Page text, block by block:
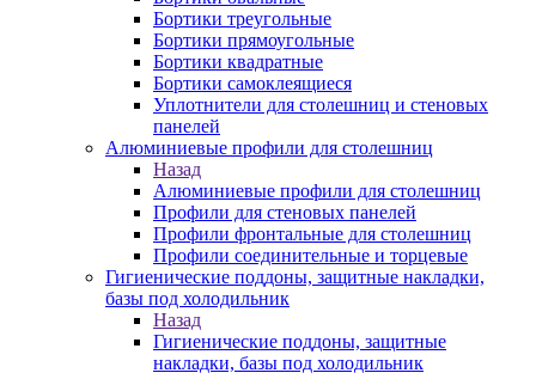
Бортики треугольные
Бортики прямоугольные
Бортики квадратные
Бортики самоклеящиеся
Уплотнители для столешниц и стеновых
панелей
Алюминиевые профили для столешниц
Назад
Алюминиевые профили для столешниц
Профили для стеновых панелей
Профили фронтальные для столешниц
Профили соединительные и торцевые
Гигиенические поддоны, защитные накладки,
базы под холодильник
Назад
Гигиенические поддоны, защитные
накладки, базы под холодильник